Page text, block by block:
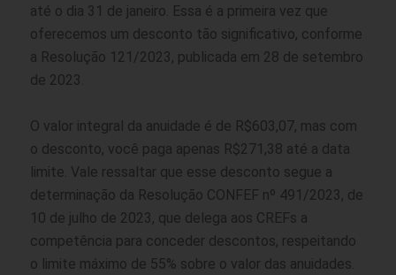
até o dia 31 de janeiro. Essa é a primeira vez que
oferecemos um desconto tão significativo, conforme
a Resolução 121/2023, publicada em 28 de setembro
de 2023.
O valor integral da anuidade é de R$603,07, mas com
o desconto, você paga apenas R$271,38 até a data
limite. Vale ressaltar que esse desconto segue a
determinação da Resolução CONFEF nº 491/2023, de
10 de julho de 2023, que delega aos CREFs a
competência para conceder descontos, respeitando
o limite máximo de 55% sobre o valor das anuidades.